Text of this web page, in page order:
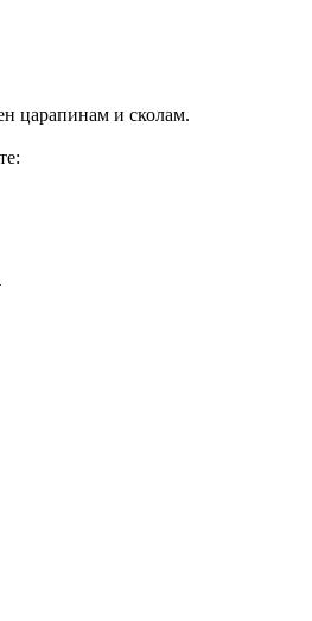
царапинам и сколам.